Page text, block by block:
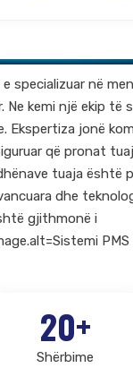
specializuar në
kemi një ekip të
Ekspertiza jonë
që pronat
tuaja është
dhe
gjithmonë i
20+
Shërbime